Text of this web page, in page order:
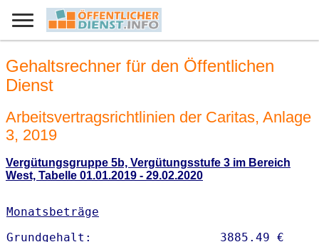
Gehaltsrechner für den Öffentlichen
Dienst
Arbeitsvertragsrichtlinien der Caritas, Anlage
3, 2019
Vergütungsgruppe 5b, Vergütungsstufe 3 im Bereich
West, Tabelle 01.01.2019 - 29.02.2020
Monatsbeträge